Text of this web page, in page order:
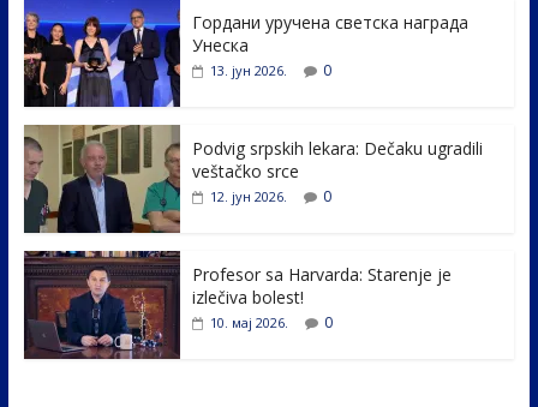
b
o
o
k
er e
dI
e
Гордани уручена светска награда
Унеска
13. јун 2026. 0
Podvig srpskih lekara: Dečaku ugradili
veštačko srce
12. јун 2026. 0
Profesor sa Harvarda: Starenje je
izlečiva bolest!
10. мај 2026. 0